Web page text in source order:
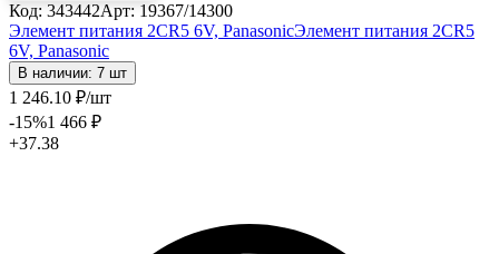
Код: 343442Арт: 19367/14300
Элемент питания 2CR5 6V, PanasonicЭлемент питания 2CR5
6V, Panasonic
В наличии: 7 шт
1 246.10 ₽/шт
-15%1 466 ₽
+37.38